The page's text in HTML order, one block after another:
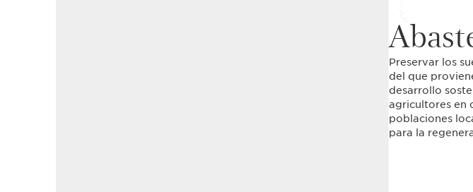
Preservar los
del que
desarrollo
agricultores en
poblaciones
para la